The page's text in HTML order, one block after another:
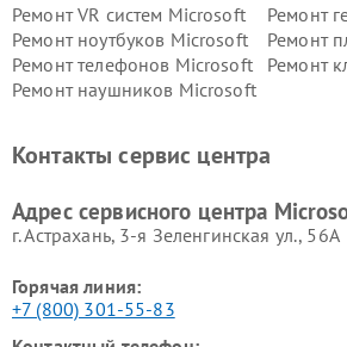
Ремонт VR систем Microsoft
Ремонт
Ремонт ноутбуков Microsoft
Ремонт
Ремонт телефонов Microsoft
Ремонт
Ремонт наушников Microsoft
Контакты сервис центра
Адрес сервисного центра
г. Астрахань, 3-я Зеленгинская ул., 56А
Горячая линия:
+7 (800) 301-55-83